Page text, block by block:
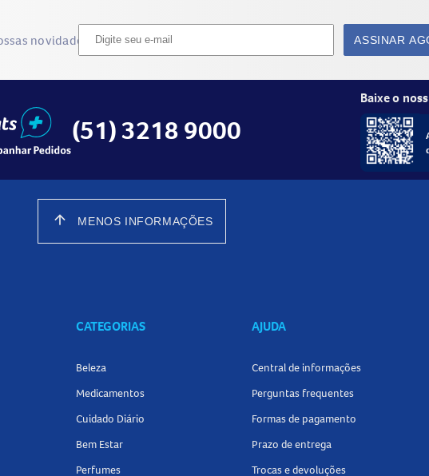
novidades ASSINAR
(51) 3218 9000
Baixe o
arrow_upward MENOS INFORMAÇÕES
CATEGORIAS
Beleza
Medicamentos
Cuidado Diário
Bem Estar
Perfumes
AJUDA
Central de informações
Perguntas frequentes
Formas de pagamento
Prazo de entrega
Trocas e devoluções